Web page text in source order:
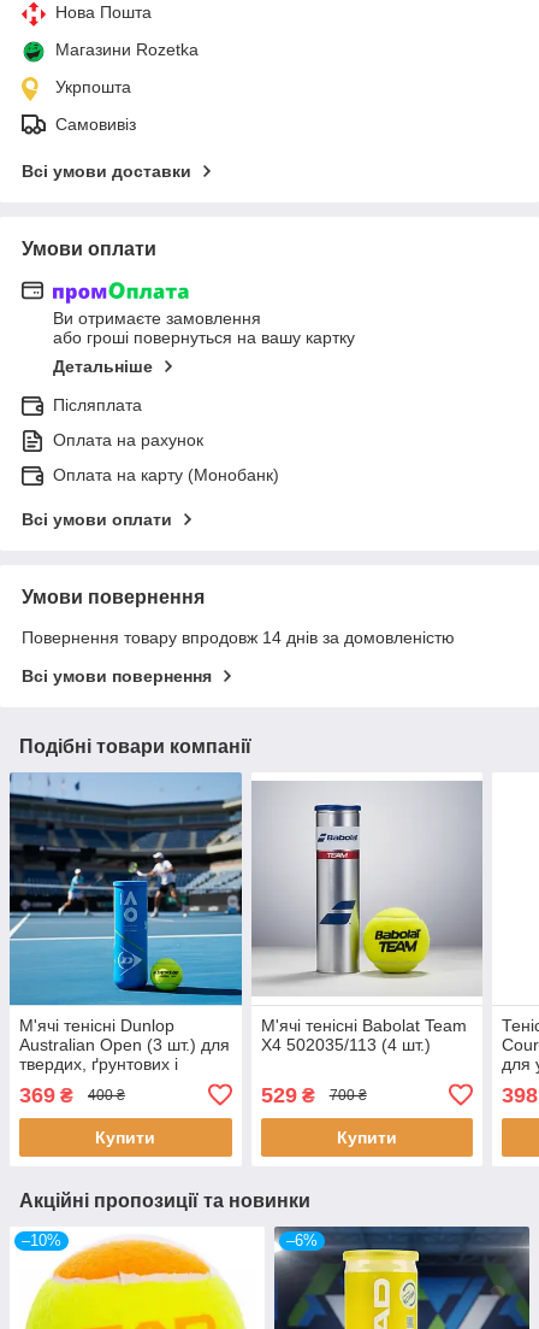
Нова Пошта
Магазини Rozetka
Укрпошта
Самовивіз
Всі умови доставки
Умови оплати
Ви отримаєте замовлення
або гроші повернуться на вашу картку
Детальніше
Післяплата
Оплата на рахунок
Оплата на карту (Монобанк)
Всі умови оплати
Умови повернення
Повернення товару впродовж 14 днів за домовленістю
Всі умови повернення
Подібні товари компанії
М'ячі тенісні Dunlop
Australian Open (3 шт.) для
твердих, ґрунтових і
369 ₴ 400 ₴
Купити
М'ячі тенісні Babolat Team
X4 502035/113 (4 шт.)
529₴ 700 ₴
Купити
для
398
Акційні пропозиції та новинки
–10% –6%